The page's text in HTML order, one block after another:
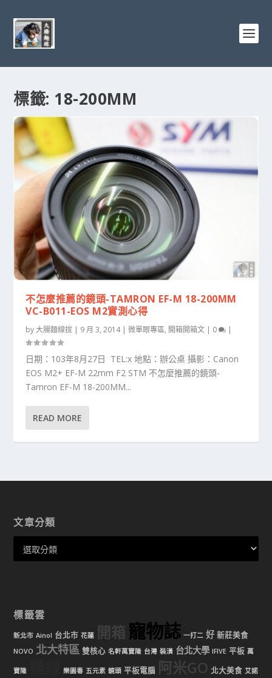
標籤: 18-200MM
不怎麼推薦的鏡頭-TAMRON EF-M 18-200MM
VC-B011-EOS M2實測心得
by大腸麵線拔 | 9 月 3, 2014|微單眼專區, 開箱開箱文 | 0 |
日期：103年8月27日 TEL:x 地點：辦公桌 攝影：Canon
EOS M2+ EF-M 22mm F2 STM 不怎麼推薦的鏡頭-
Tamron EF-M 18-200MM...
READ MORE
文章分類
標籤雲
新北市 Ainol 台北市 花蓮 開箱 寵物誌 一打二 好 新莊美食
NOVO 北大特區 雙核心 名軒萬寶隆 台灣 裝潢 台北大學 IFIVE 平板 萬
寶隆 樂園毒 五元素 鏡頭 平板電腦 阿米GO 北大美食 艾諾